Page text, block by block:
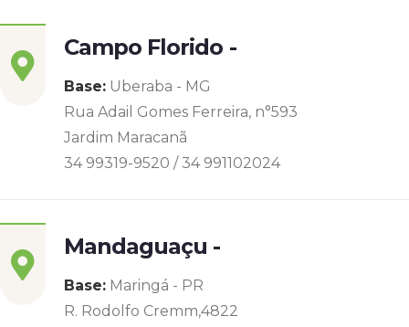
Campo Florido -
Base: Uberaba - MG
Rua Adail Gomes Ferreira, n°593
Jardim Maracanã
34 99319-9520 / 34 991102024
Mandaguaçu -
Base: Maringá - PR
R. Rodolfo Cremm,4822